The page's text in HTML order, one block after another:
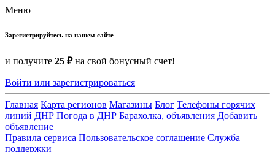
Меню
Зарегистрируйтесь на нашем сайте
и получите 25 ₽на свой бонусный счет!
Войти или зарегистрироваться
Главная Карта регионов Магазины Блог Телефоны горячих
линий ДНР Погода в ДНР Барахолка, объявления Добавить
объявление
Правила сервиса Пользовательское соглашение Служба
поддержки